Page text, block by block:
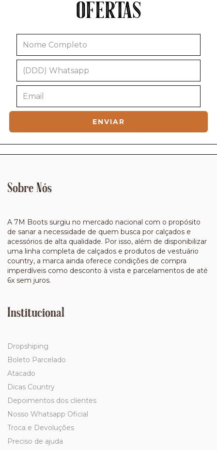
OFERTAS
Sobre Nós
A 7M Boots surgiu no mercado nacional com o propósito
de sanar a necessidade de quem busca por calçados e
acessórios de alta qualidade. Por isso, além de disponibilizar
uma linha completa de calçados e produtos de vestuário
country, a marca ainda oferece condições de compra
imperdíveis como desconto à vista e parcelamentos de até
6x sem juros.
Institucional
Dropshiping
Boleto Parcelado
Atacado
Dicas Country
Depoimentos dos clientes
Nosso Whatsapp Oficial
Troca e Devoluções
Preciso de ajuda